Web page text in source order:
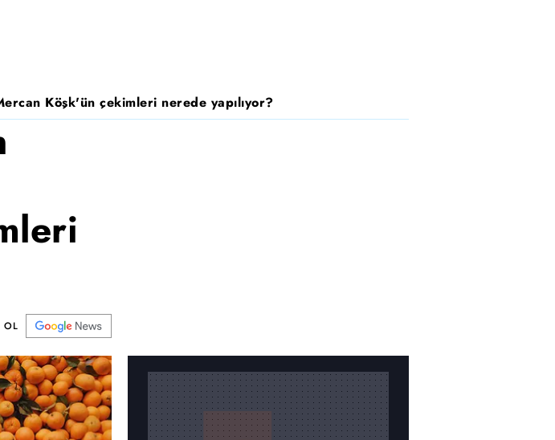
Köşk'ün çekimleri nerede yapılıyor?
OL